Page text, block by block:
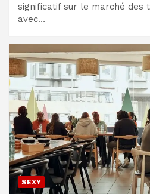
significatif sur le marché des
avec…
SEXY